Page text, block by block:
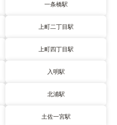
一条橋駅
上町二丁目駅
上町四丁目駅
入明駅
北浦駅
土佐一宮駅